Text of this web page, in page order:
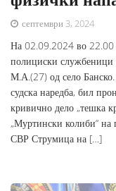
септември 3, 2024
На 02.09.2024 во 22.00
полициски
М.А.(27) од село
судска наредба, бил
кривично дело „тешка
„Муртински колиби“ на
СВР Струмица на […]